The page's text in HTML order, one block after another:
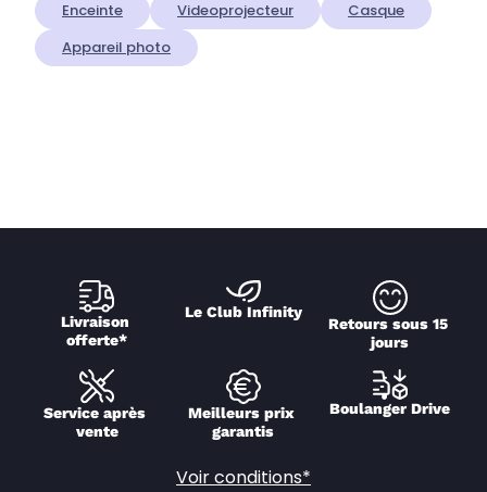
Enceinte Videoprojecteur
Casque
Appareil photo
Livraison
offerte*
Le Club Infinity
Retours sous 15
jours
Service après
vente
Meilleurs prix
garantis
Boulanger Drive
Voir conditions*